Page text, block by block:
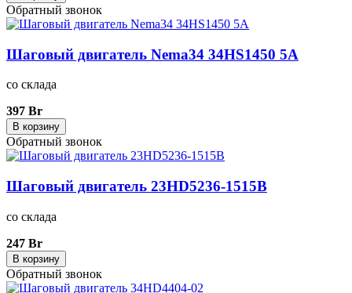
Обратный звонок
Шаговый двигатель Nema34 34HS1450 5A
со склада
397 Br
В корзину
Обратный звонок
Шаговый двигатель 23HD5236-1515B
со склада
247 Br
В корзину
Обратный звонок